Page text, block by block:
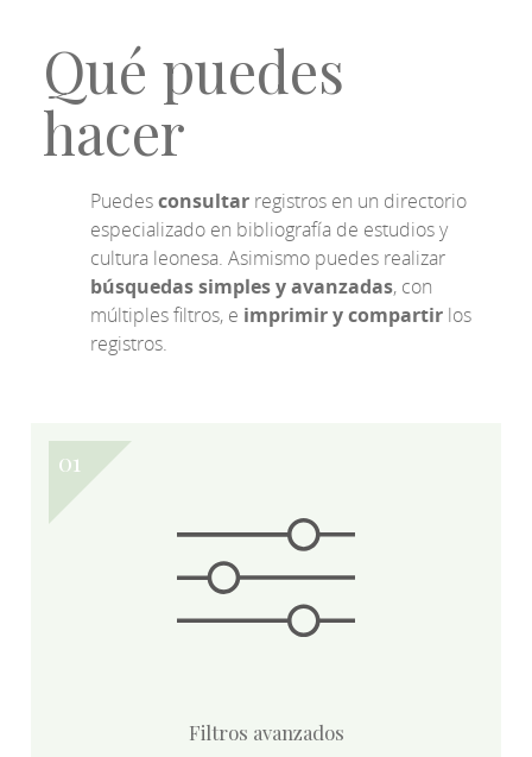
Qué puedes
hacer
Puedesconsultar registros en un directorio
especializado en bibliografía de estudios y
cultura leonesa. Asimismo puedes realizar
búsquedas simples y avanzadas, con
múltiples filtros, e imprimir y compartir los
registros.
Filtros avanzados